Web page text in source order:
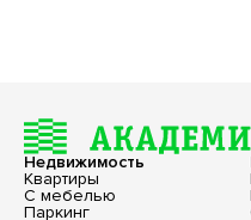
Недвижимость
Квартиры
С мебелью
Паркинг